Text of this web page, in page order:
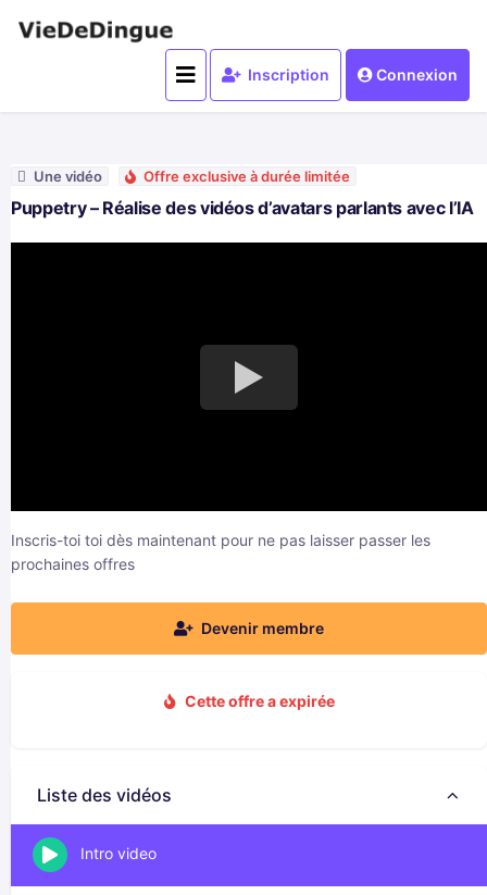
Inscription Connexion
Une vidéo Offre exclusive à durée limitée
Puppetry – Réalise des vidéos d’avatars parlants avec l’IA
Inscris-toi toi dès maintenant pour ne pas laisser passer les
prochaines offres
Devenir membre
Cette offre a expirée
Liste des vidéos
Intro video